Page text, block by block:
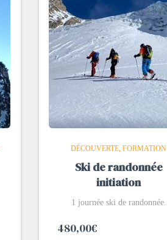
DÉCOUVERTE FORMATION
Ski de randonnée
initiation
1 journée ski de randonnée.
480,00€